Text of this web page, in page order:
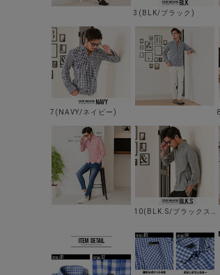
3(BLK/ブラック)
7(NAVY/ネイビー)